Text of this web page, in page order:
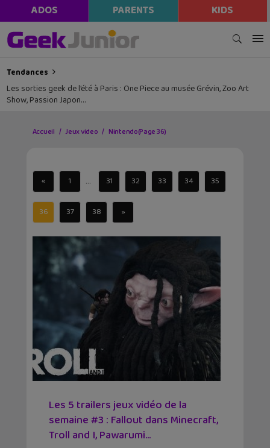
ADOS PARENTS KIDS
Tendances
Les sorties geek de l’été à Paris : One Piece au musée Grévin, Zoo Art
Show, Passion Japon…
Accueil Jeux video Nintendo(Page 36)
« 1 ... 31 32 33 34 35
36 37 38 »
Les 5 trailers jeux vidéo de la
semaine #3 : Fallout dans Minecraft,
Troll and I, Pawarumi...